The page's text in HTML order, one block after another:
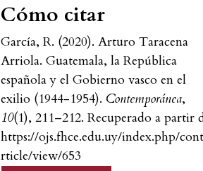
Cómo citar
García, R. (2020). Arturo Taracena
Arriola. Guatemala, la República
española y el Gobierno vasco en el
exilio (1944-1954). Contemporánea,
10(1), 211–212. Recuperado a partir
https://ojs.fhce.edu.uy/index.php/
rticle/view/653